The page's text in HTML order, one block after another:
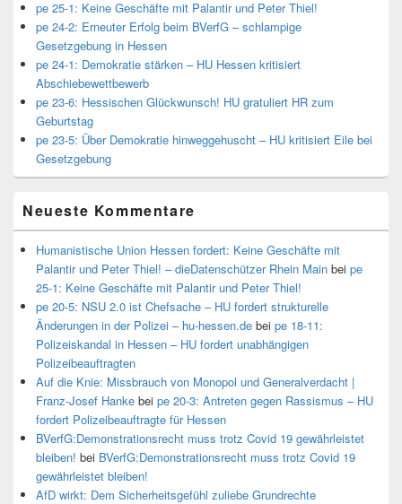
Bereichpe 25-1: Keine Geschäfte mit Palantir und Peter Thiel!
pe 24-2: Erneuter Erfolg beim BVerfG – schlampige
Gesetzgebung in Hessen
pe 24-1: Demokratie stärken – HU Hessen kritisiert
Abschiebewettbewerb
pe 23-6: Hessischen Glückwunsch! HU gratuliert HR zum
Geburtstag
pe 23-5: Über Demokratie hinweggehuscht – HU kritisiert Eile bei
Gesetzgebung
Neueste Kommentare
Humanistische Union Hessen fordert: Keine Geschäfte mit
Palantir und Peter Thiel! – dieDatenschützer Rhein Main bei pe
25-1: Keine Geschäfte mit Palantir und Peter Thiel!
pe 20-5: NSU 2.0 ist Chefsache – HU fordert strukturelle
Änderungen in der Polizei – hu-hessen.de bei pe 18-11:
Polizeiskandal in Hessen – HU fordert unabhängigen
Polizeibeauftragten
Auf die Knie: Missbrauch von Monopol und Generalverdacht |
Franz-Josef Hanke bei pe 20-3: Antreten gegen Rassismus – HU
fordert Polizeibeauftragte für Hessen
BVerfG:Demonstrationsrecht muss trotz Covid 19 gewährleistet
bleiben! bei BVerfG:Demonstrationsrecht muss trotz Covid 19
gewährleistet bleiben!
AfD wirkt: Dem Sicherheitsgefühl zuliebe Grundrechte